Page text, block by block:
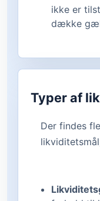
ikke er
dække
Typer af
Der findes